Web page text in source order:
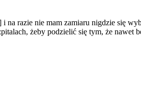
razie nie mam zamiaru nigdzie się
żeby podzielić się tym, że nawet